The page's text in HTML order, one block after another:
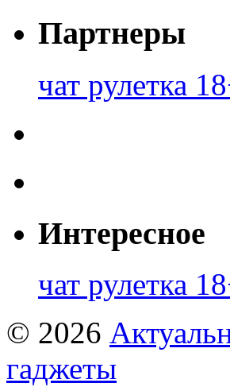
Партнеры
чат рулетка
Интересное
чат рулетка
© 2026
гаджеты